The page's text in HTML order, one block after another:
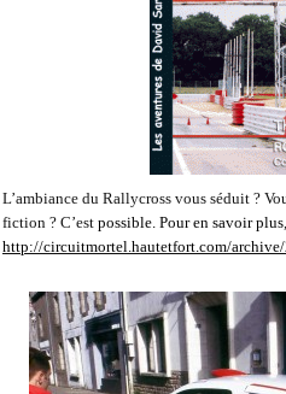
L’ambiance du Rallycross vous séduit ?
fiction ? C’est possible. Pour en savoir
http://circuitmortel.hautetfort.com/